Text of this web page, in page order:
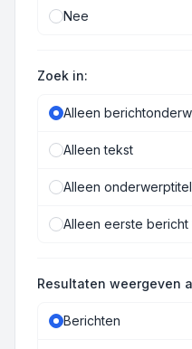
Nee
Zoek in:
Alleen
Alleen tekst
Alleen
Alleen eerste
Resultaten weergeven
Berichten